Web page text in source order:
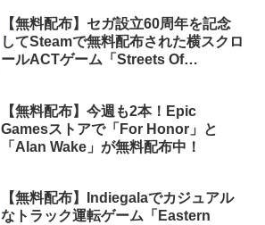
【無料配布】セガ設立60周年を記念
してSteamで無料配布された横スクロ
ールACTゲーム「Streets Of
【無料配布】今週も2本！Epic
Gamesストアで「For Honor」と
「Alan Wake」が無料配布中！
【無料配布】Indiegalaでカジュアル
なトラック運転ゲーム「Eastern